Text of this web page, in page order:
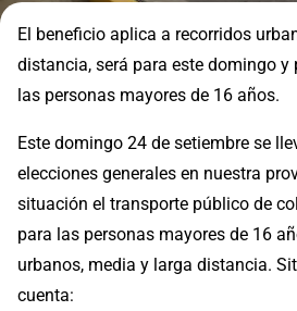
El beneficio aplica a recorridos
distancia, será para este domingo y
las personas mayores de 16 años.
Este domingo 24 de setiembre se
elecciones generales en nuestra
situación el transporte público de
para las personas mayores de 16
urbanos, media y larga distancia.
cuenta: